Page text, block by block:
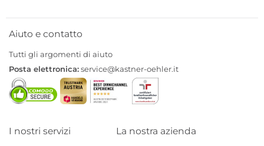
Aiuto e contatto
Tutti gli argomenti di aiuto
Posta elettronica:service@kastner-oehler.it
I nostri servizi La nostra azienda